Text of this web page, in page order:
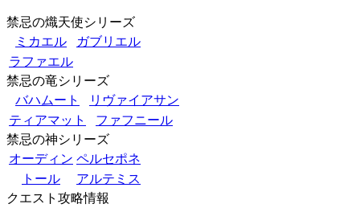
禁忌の熾天使シリーズ
ミカエル
ガブリエル
ラファエル
禁忌の竜シリーズ
バハムート
リヴァイアサン
ティアマット
ファフニール
禁忌の神シリーズ
オーディン ペルセポネ
トール
アルテミス
クエスト攻略情報